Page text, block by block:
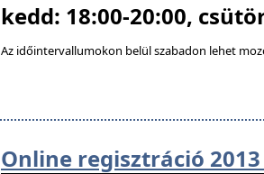
kedd: 18:00-20:00,
Az időintervallumokon belül szabadon lehet
Online regisztráció